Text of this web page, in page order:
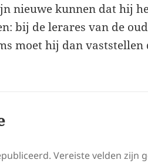
nieuwe kunnen dat hij
bij de lerares van de
moet hij dan vaststellen
Vereiste velden zijn